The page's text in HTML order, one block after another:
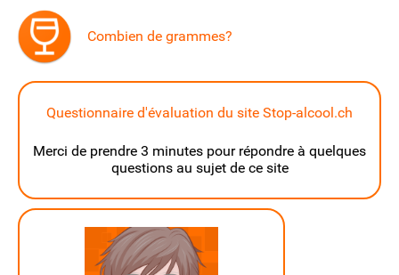
Combien de grammes?
Questionnaire d'évaluation du site Stop-alcool.ch
Merci de prendre 3 minutes pour répondre à quelques
questions au sujet de ce site